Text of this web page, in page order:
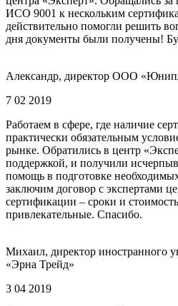
ИСО 9001 к нескольким
действительно помогли решить
дня документы были получены!
Александр, директор ООО
7 02 2019
Работаем в сфере, где наличие
практически обязательным
рынке. Обратились в центр
поддержкой, и получили
помощь в подготовке
заключим договор с экспертами
сертификации – сроки и
привлекательные. Спасибо.
Михаил, директор иностранного
«Эрна Трейд»
3 04 2019